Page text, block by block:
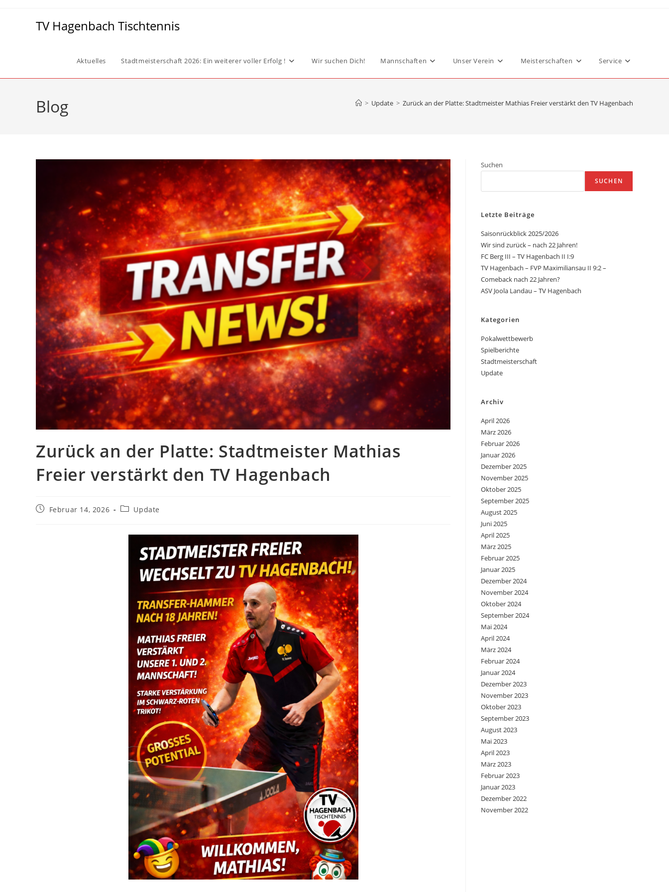
TV Hagenbach Tischtennis
Aktuelles Stadtmeisterschaft 2026: Ein weiterer voller Erfolg ! Wir suchen Dich! Mannschaften Unser Verein Meisterschaften Service
Blog > Update > Zurück an der Platte: Stadtmeister Mathias Freier verstärkt den TV Hagenbach
Zurück an der Platte: Stadtmeister Mathias
Freier verstärkt den TV Hagenbach
BeitragFebruar 14, 2026
Beitrags-
Update
Suchen
SUCHEN
Letzte Beiträge
Saisonrückblick 2025/2026
Wir sind zurück – nach 22 Jahren!
FC Berg III – TV Hagenbach II I:9
TV Hagenbach – FVP Maximiliansau II 9:2 –
Comeback nach 22 Jahren?
ASV Joola Landau – TV Hagenbach
Kategorien
Pokalwettbewerb
Spielberichte
Stadtmeisterschaft
Update
Archiv
April 2026
März 2026
Februar 2026
Januar 2026
Dezember 2025
November 2025
Oktober 2025
September 2025
August 2025
Juni 2025
April 2025
März 2025
Februar 2025
Januar 2025
Dezember 2024
November 2024
Oktober 2024
September 2024
Mai 2024
April 2024
März 2024
Februar 2024
Januar 2024
Dezember 2023
November 2023
Oktober 2023
September 2023
August 2023
Mai 2023
April 2023
März 2023
Februar 2023
Januar 2023
Dezember 2022
November 2022